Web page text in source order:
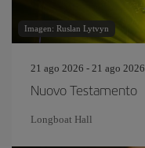
Imagen: Ruslan Lytvyn
21 ago 2026 - 21 ago 2026
Nuovo Testamento
Longboat Hall